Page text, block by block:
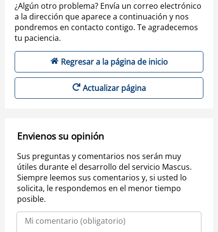
¿Algún otro problema? Envía un correo electrónico
a la dirección que aparece a continuación y nos
pondremos en contacto contigo. Te agradecemos
tu paciencia.
Regresar a la página de inicio
Actualizar página
Envienos su opinión
Sus preguntas y comentarios nos serán muy
útiles durante el desarrollo del servicio Mascus.
Siempre leemos sus comentarios y, si usted lo
solicita, le respondemos en el menor tiempo
posible.